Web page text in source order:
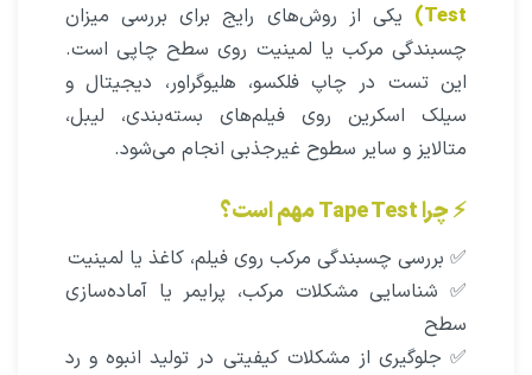
Test)
یکی از روش‌های رایج برای بررسی میزان
چسبندگی مرکب یا لمینیت روی سطح چاپی است.
این تست در چاپ فلکسو، هلیوگراور، دیجیتال و
سیلک اسکرین روی فیلم‌های بسته‌بندی، لیبل،
متالایز و سایر سطوح غیرجذبی انجام می‌شود.
⚡ چرا Tape Test مهم است؟
✅ بررسی چسبندگی مرکب روی فیلم، کاغذ یا لمینیت
✅ شناسایی مشکلات مرکب، پرایمر یا آماده‌سازی
سطح
✅ جلوگیری از مشکلات کیفیتی در تولید انبوه و رد